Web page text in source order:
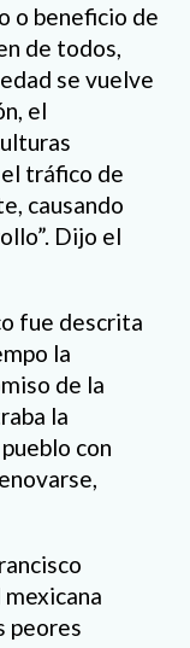
o beneficio de
de todos,
se vuelve
el
tráfico de
causando
Dijo el
fue descrita
la
de la
la
con
peores